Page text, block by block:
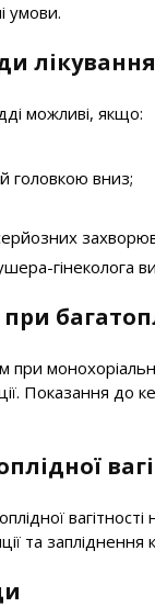
умови.
лікування
можливі, якщо:
головкою вниз;
гінеколога
Показання
та запліднення